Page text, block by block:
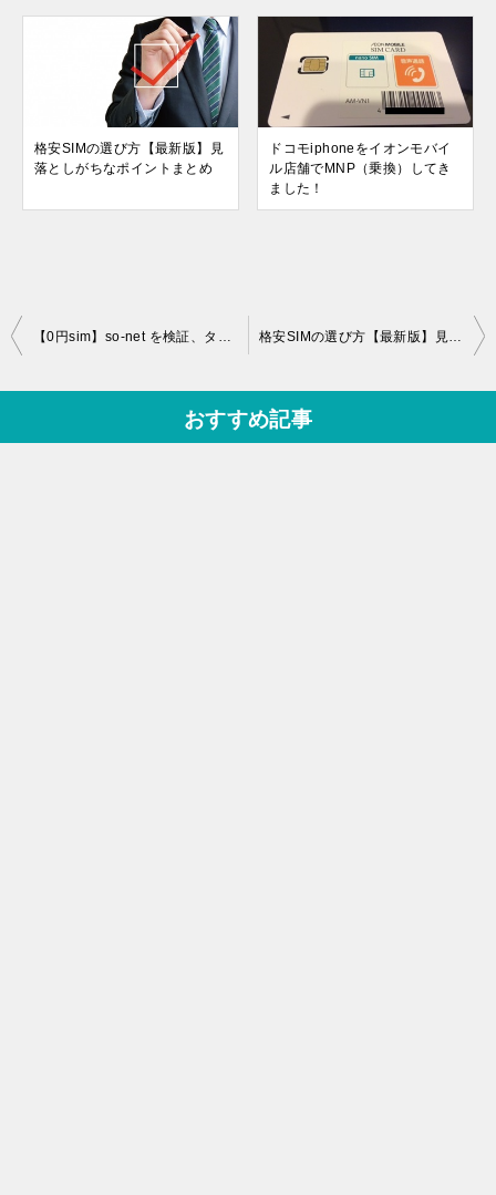
格安SIMの選び方【最新版】見
落としがちなポイントまとめ
ドコモiphoneをイオンモバイ
ル店舗でMNP（乗換）してき
ました！
投
ビ
おすすめ記事